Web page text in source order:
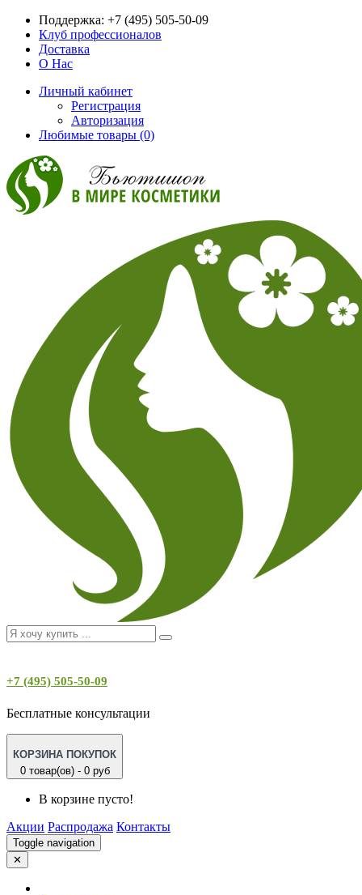
Поддержка: +7 (495) 505-50-09
Клуб профессионалов
Доставка
О Нас
Личный кабинет
Регистрация
Авторизация
Любимые товары (0)
+7 (495) 505-50-09
Бесплатные консультации
КОРЗИНА ПОКУПОК
0 товар(ов) - 0 руб
В корзине пусто!
Акции Распродажа Контакты
Toggle navigation
✕